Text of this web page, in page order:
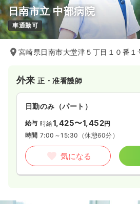
日南市立 中部病院
車通勤可
宮崎県日南市大堂津５丁目１０番１
外来正・准看護師
日勤のみ（パート）
給与 時給1,425〜1,452円
時間 7:00～15:30 （休憩60分）
気になる